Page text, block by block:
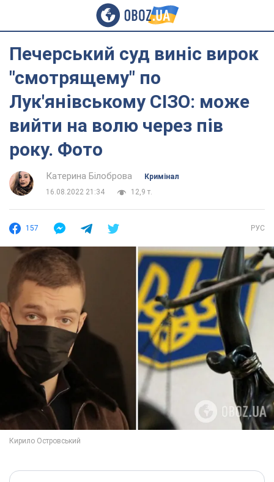
Печерський суд виніс вирок
"смотрящему" по
Лук'янівському СІЗО: може
вийти на волю через пів
року. Фото
Катерина Білоброва
Кримінал
16.08.2022 21:34
12,9 т.
157 РУС